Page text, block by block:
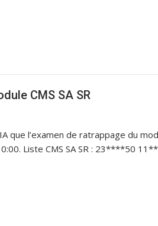
CMS SA SR
l’examen de ratrappage du
Liste CMS SA SR : 23****50